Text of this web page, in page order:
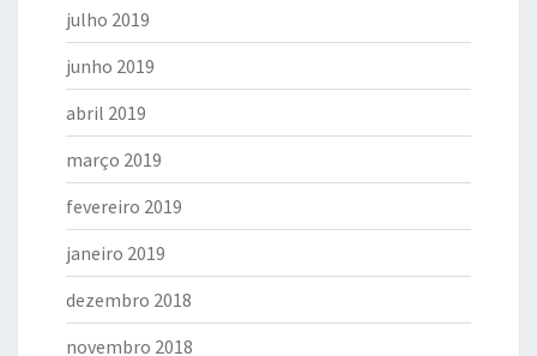
julho 2019
junho 2019
abril 2019
março 2019
fevereiro 2019
janeiro 2019
dezembro 2018
novembro 2018